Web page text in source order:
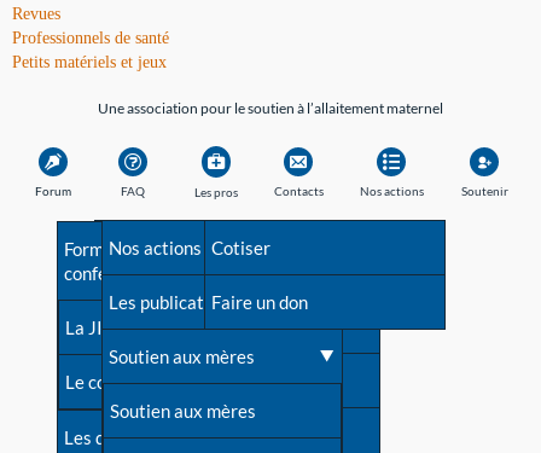
Revues
Professionnels de santé
Petits matériels et jeux
Une association pour le soutien à l’allaitement maternel
Forum FAQ
Avant la naissance
Les débuts
Une difficulté d'allaitement ?
Cas particuliers
Les pros
Formations et
conférences
La JIA
Le congrès
Les dossiers de l'allaitement
Contacts
Besoin d'aide?
Répertoire de tous les
contacts
Contact presse
Dossier de presse
Nos actions
Nos actions
Les publications
Soutien aux mères
Soutien aux mères
Soutenir
Cotiser
Faire un don